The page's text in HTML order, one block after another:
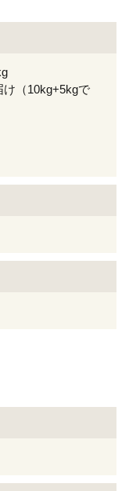
（10kg+5kgで